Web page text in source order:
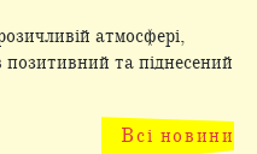
атмосфері,
позитивний та піднесений
Всі новини